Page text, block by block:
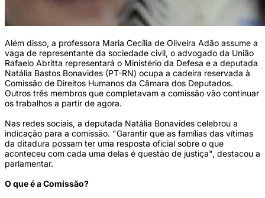
Além disso, a professora Maria Cecília de Oliveira Adão assume a
vaga de representante da sociedade civil, o advogado da União
Rafaelo Abritta representará o Ministério da Defesa e a deputada
Natália Bastos Bonavides (PT-RN) ocupa a cadeira reservada à
Comissão de Direitos Humanos da Câmara dos Deputados.
Outros três membros que completavam a comissão vão continuar
os trabalhos a partir de agora.
Nas redes sociais, a deputada Natália Bonavides celebrou a
indicação para a comissão. "Garantir que as famílias das vítimas
da ditadura possam ter uma resposta oficial sobre o que
aconteceu com cada uma delas é questão de justiça", destacou a
parlamentar.
O que é a Comissão?